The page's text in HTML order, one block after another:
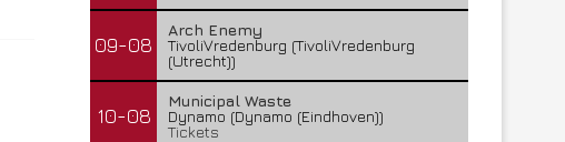
09-08
Arch Enemy
TivoliVredenburg (TivoliVredenburg
(Utrecht))
10-08
Municipal Waste
Dynamo (Dynamo (Eindhoven))
Tickets